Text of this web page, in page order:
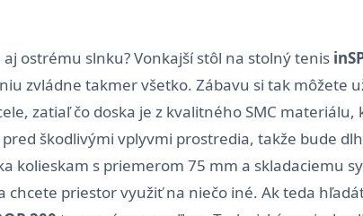
ostrému slnku? Vonkajší stôl na stolný tenis
zvládne takmer všetko. Zábavu si tak môžete
zatiaľ čo doska je z kvalitného SMC
škodlivými vplyvmi prostredia, takže bude
kolieskam s priemerom 75 mm a skladaciemu
priestor využiť na niečo iné. Ak teda